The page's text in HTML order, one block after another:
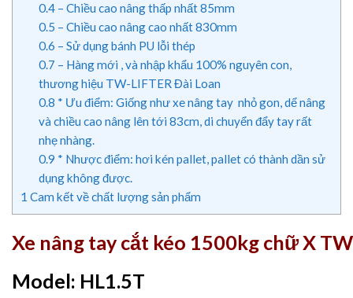
0.4– Chiều cao nâng thấp nhất 85mm
0.5 – Chiều cao nâng cao nhất 830mm
0.6 – Sử dụng bánh PU lỗi thép
0.7 – Hàng mới , và nhập khẩu 100% nguyên con,
thương hiệu TW-LIFTER Đài Loan
0.8 * Ưu điểm: Giống như xe nâng tay nhỏ gon, dể nâng
và chiều cao nâng lên tới 83cm, di chuyển đẩy tay rất
nhẹ nhàng.
0.9 * Nhược điểm: hơi kén pallet, pallet có thành dần sử
dụng không được.
1 Cam kết về chất lượng sản phẩm
Xe nâng tay cắt kéo 1500kg chữ X
Model: HL1.5T